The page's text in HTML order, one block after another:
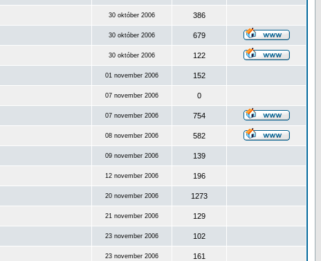
30 október 2006 386
30 október 2006 679
30 október 2006 122
01 november 2006 152
07 november 2006 0
07 november 2006 754
08 november 2006 582
09 november 2006 139
12 november 2006 196
20 november 2006 1273
21 november 2006 129
23 november 2006 102
23 november 2006 161